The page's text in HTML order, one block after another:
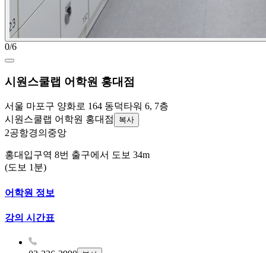
0/6
시원스쿨랩 어학원 홍대점
서울 마포구 양화로 164 동덕타워 6, 7층
시원스쿨랩 어학원 홍대점
복사
2공항경의중앙
홍대입구역 8번 출구에서 도보 34m
(도보 1분)
어학원 정보
강의 시간표